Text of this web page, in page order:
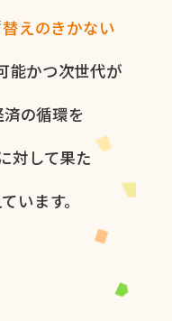
替えの​きかない​
能かつ次世代が​
の​循環を​
対して​果た​
います。​